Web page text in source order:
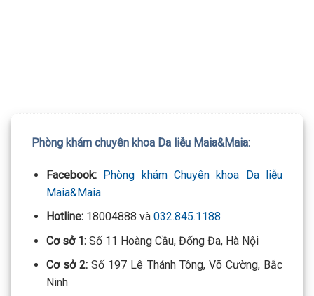
Phòng khám chuyên khoa Da liễu Maia&Maia:
Facebook: Phòng khám Chuyên khoa Da liễu
Maia&Maia
Hotline:18004888 và 032.845.1188
Cơ sở 1: Số 11 Hoàng Cầu, Đống Đa, Hà Nội
Cơ sở 2: Số 197 Lê Thánh Tông, Võ Cường, Bắc
Ninh